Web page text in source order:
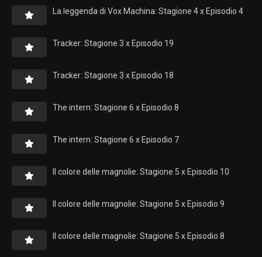
La leggenda di Vox Machina: Stagione 4 x Episodio 4
Tracker: Stagione 3 x Episodio 19
Tracker: Stagione 3 x Episodio 18
The intern: Stagione 6 x Episodio 8
The intern: Stagione 6 x Episodio 7
Il colore delle magnolie: Stagione 5 x Episodio 10
Il colore delle magnolie: Stagione 5 x Episodio 9
Il colore delle magnolie: Stagione 5 x Episodio 8